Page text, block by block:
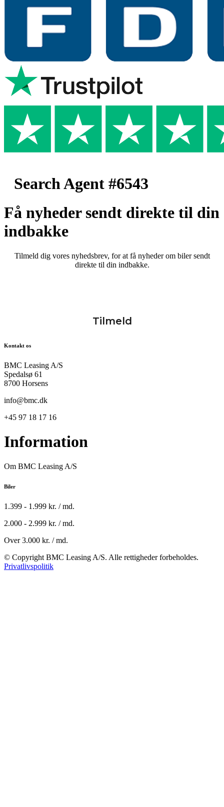
Search Agent #6543
Få nyheder sendt direkte til din
indbakke
Tilmeld dig vores nyhedsbrev, for at få nyheder om biler sendt
direkte til din indbakke.
Kontakt os
BMC Leasing A/S
Spedalsø 61
8700 Horsens
info@bmc.dk
+45 97 18 17 16
Information
Om BMC Leasing A/S
Biler
1.399 - 1.999 kr. / md.
2.000 - 2.999 kr. / md.
Over 3.000 kr. / md.
© Copyright BMC Leasing A/S. Alle rettigheder forbeholdes.
Privatlivspolitik